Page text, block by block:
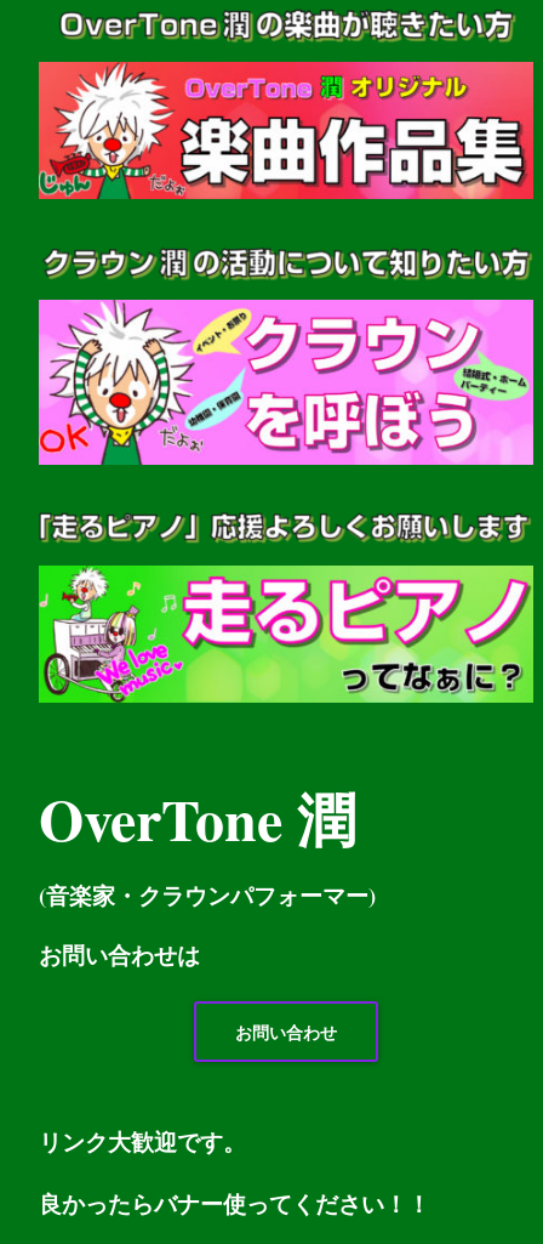
OverTone 潤
(音楽家・クラウンパフォーマー)
お問い合わせは
お問い合わせ
リンク大歓迎です。
良かったらバナー使ってください！！